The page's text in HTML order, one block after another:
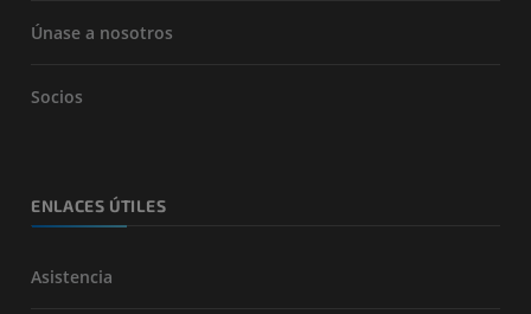
Únase a nosotros
Socios
ENLACES ÚTILES
Asistencia